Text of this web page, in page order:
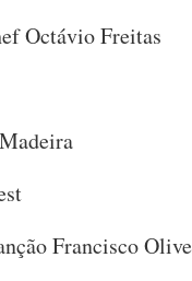
Octávio Freitas
Francisco